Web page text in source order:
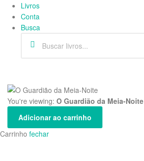
Livros
Conta
Busca
You're viewing: O Guardião da Meia-Noite
Adicionar ao carrinho
Carrinho fechar